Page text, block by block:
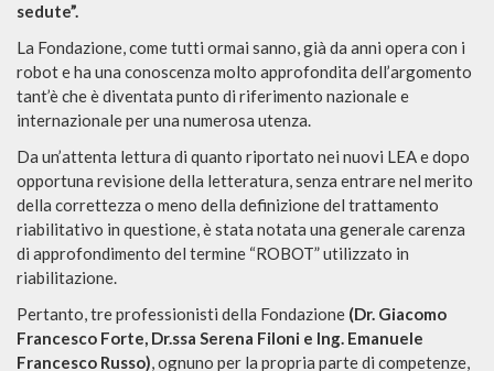
sedute”.
La Fondazione, come tutti ormai sanno, già da anni opera con i
robot e ha una conoscenza molto approfondita dell’argomento
tant’è che è diventata punto di riferimento nazionale e
internazionale per una numerosa utenza.
Da un’attenta lettura di quanto riportato nei nuovi LEA e dopo
opportuna revisione della letteratura, senza entrare nel merito
della correttezza o meno della definizione del trattamento
riabilitativo in questione, è stata notata una generale carenza
di approfondimento del termine “ROBOT” utilizzato in
riabilitazione.
Pertanto, tre professionisti della Fondazione (Dr. Giacomo
Francesco Forte, Dr.ssa Serena Filoni e Ing. Emanuele
Francesco Russo), ognuno per la propria parte di competenze,